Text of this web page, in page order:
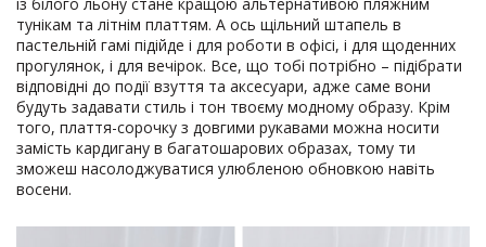
тунікам та літнім платтям. А ось щільний штапель в
пастельній гамі підійде і для роботи в офісі, і для щоденних
прогулянок, і для вечірок. Все, що тобі потрібно – підібрати
відповідні до події взуття та аксесуари, адже саме вони
будуть задавати стиль і тон твоєму модному образу. Крім
того, плаття-сорочку з довгими рукавами можна носити
замість кардигану в багатошарових образах, тому ти
зможеш насолоджуватися улюбленою обновкою навіть
восени.